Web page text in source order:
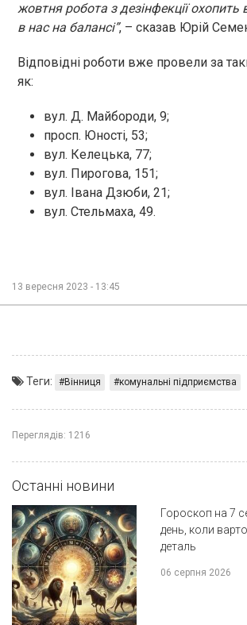
жовтня робота з дезінфекції охопить
в нас на балансі”, – сказав Юрій
Відповідні роботи вже провели за
як:
вул. Д. Майбороди, 9;
просп. Юності, 53;
вул. Келецька, 77;
вул. Пирогова, 151;
вул. Івана Дзюби, 21;
вул. Стельмаха, 49.
13 вересня 2023 - 13:45
Теги: Вінниця комунальні підприємства
Переглядів: 1216
Останні новини
Гороскоп на 7
день, коли
деталь
06 серпня 2026